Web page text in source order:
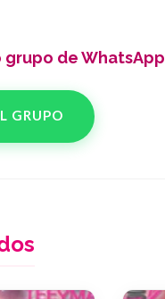
de WhatsApp
GRUPO